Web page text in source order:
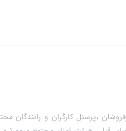
،پرسنل کارگران و رانندگان